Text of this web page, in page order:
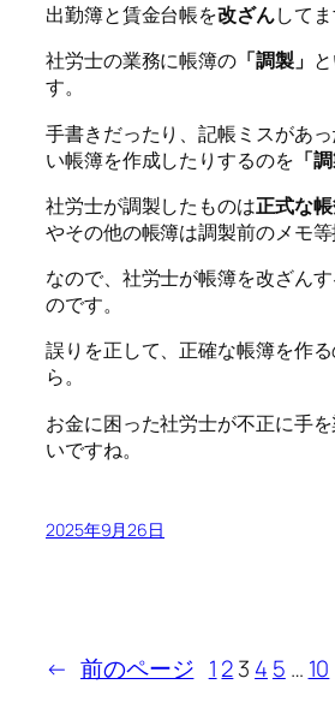
出勤簿と賃金台帳を改ざんしてま
社労士の業務に帳簿の 「調製」
す。
手書きだったり、記帳ミスがあ
い帳簿を作成したりするのを 「
社労士が調製したものは正式な
やその他の帳簿は調製前のメモ等
なので、社労士が帳簿を改ざん
のです。
誤りを正して、正確な帳簿を作
ら。
お金に困った社労士が不正に手
いですね。
2025年9月26日
← 前のページ 1 23 4 5 … 10